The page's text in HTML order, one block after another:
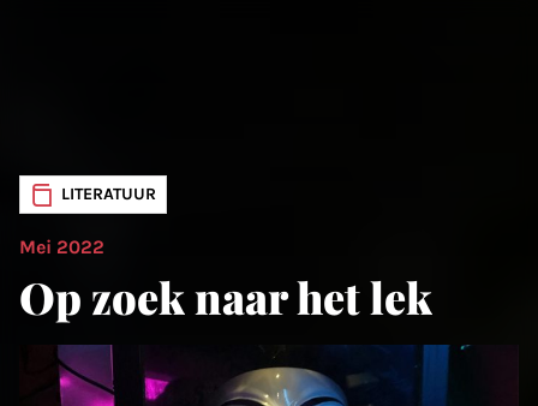
LITERATUUR
Mei 2022
Op zoek naar het lek